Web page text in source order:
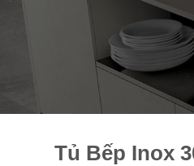
Tủ Bếp Inox